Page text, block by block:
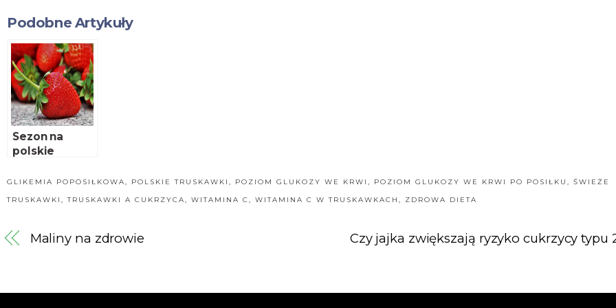
Podobne Artykuły
Sezon na
polskie
rozpoczęty
GLIKEMIA POPOSIŁKOWA, POLSKIE TRUSKAWKI , POZIOM GLUKOZY WE KRWI , POZIOM GLUKOZY WE KRWI PO POSIŁKU , ŚWIEŻE
TRUSKAWKI ,TRUSKAWKI A CUKRZYCA, WITAMINA C , WITAMINA C W TRUSKAWKACH , ZDROWA DIETA
Maliny na zdrowie Czy jajka zwiększają ryzyko cukrzycy typu